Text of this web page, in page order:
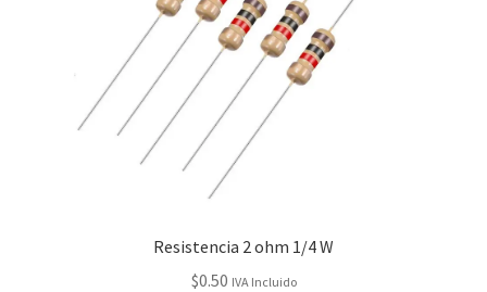
Resistencia 2 ohm 1/4 W
$0.50 IVA Incluido